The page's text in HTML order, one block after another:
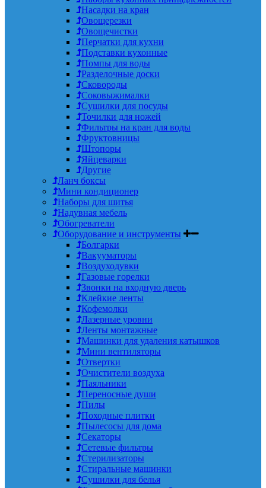
Насадки на кран
Овощерезки
Овощечистки
Перчатки для кухни
Подставки кухонные
Помпы для воды
Разделочные доски
Сковороды
Соковыжималки
Сушилки для посуды
Точилки для ножей
Фильтры на кран для воды
Фруктовницы
Штопоры
Яйцеварки
Другие
Ланч боксы
Мини кондиционер
Наборы для шитья
Надувная мебель
Обогреватели
Оборудование и инструменты
Болгарки
Вакууматоры
Воздуходувки
Газовые горелки
Звонки на входную дверь
Клейкие ленты
Кофемолки
Лазерные уровни
Ленты монтажные
Машинки для удаления катышков
Мини вентиляторы
Отвертки
Очистители воздуха
Паяльники
Переносные души
Пилы
Походные плитки
Пылесосы для дома
Секаторы
Сетевые фильтры
Стерилизаторы
Стиральные машинки
Сушилки для белья